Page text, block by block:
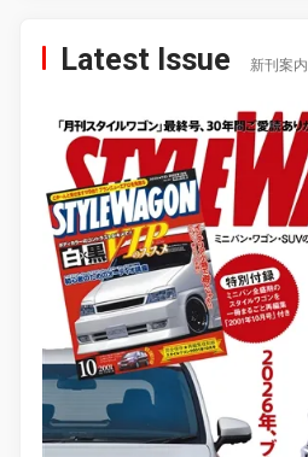
Latest Issue 新刊案内